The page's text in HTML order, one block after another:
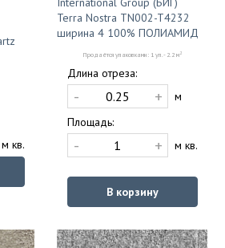
м кв.
Terra Nostra TN002-T4232
ширина 4 100% ПОЛИАМИД
Продаётся упаковками: 1 уп. - 2.2 м2
Длина отреза:
- +
м
Площадь:
- + м кв.
В корзину